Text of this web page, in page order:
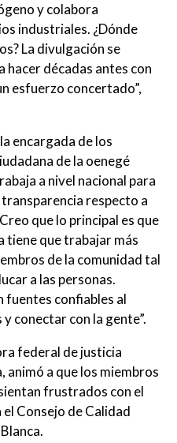
y colabora
industriales. ¿Dónde
La divulgación se
hacer décadas antes con
esfuerzo concertado”,
encargada de los
de la oenegé
a nivel nacional para
respecto a
que lo principal es que
tiene que trabajar más
de la comunidad tal
a las personas.
fuentes confiables al
conectar con la gente”.
federal de justicia
animó a que los miembros
frustrados con el
Consejo de Calidad